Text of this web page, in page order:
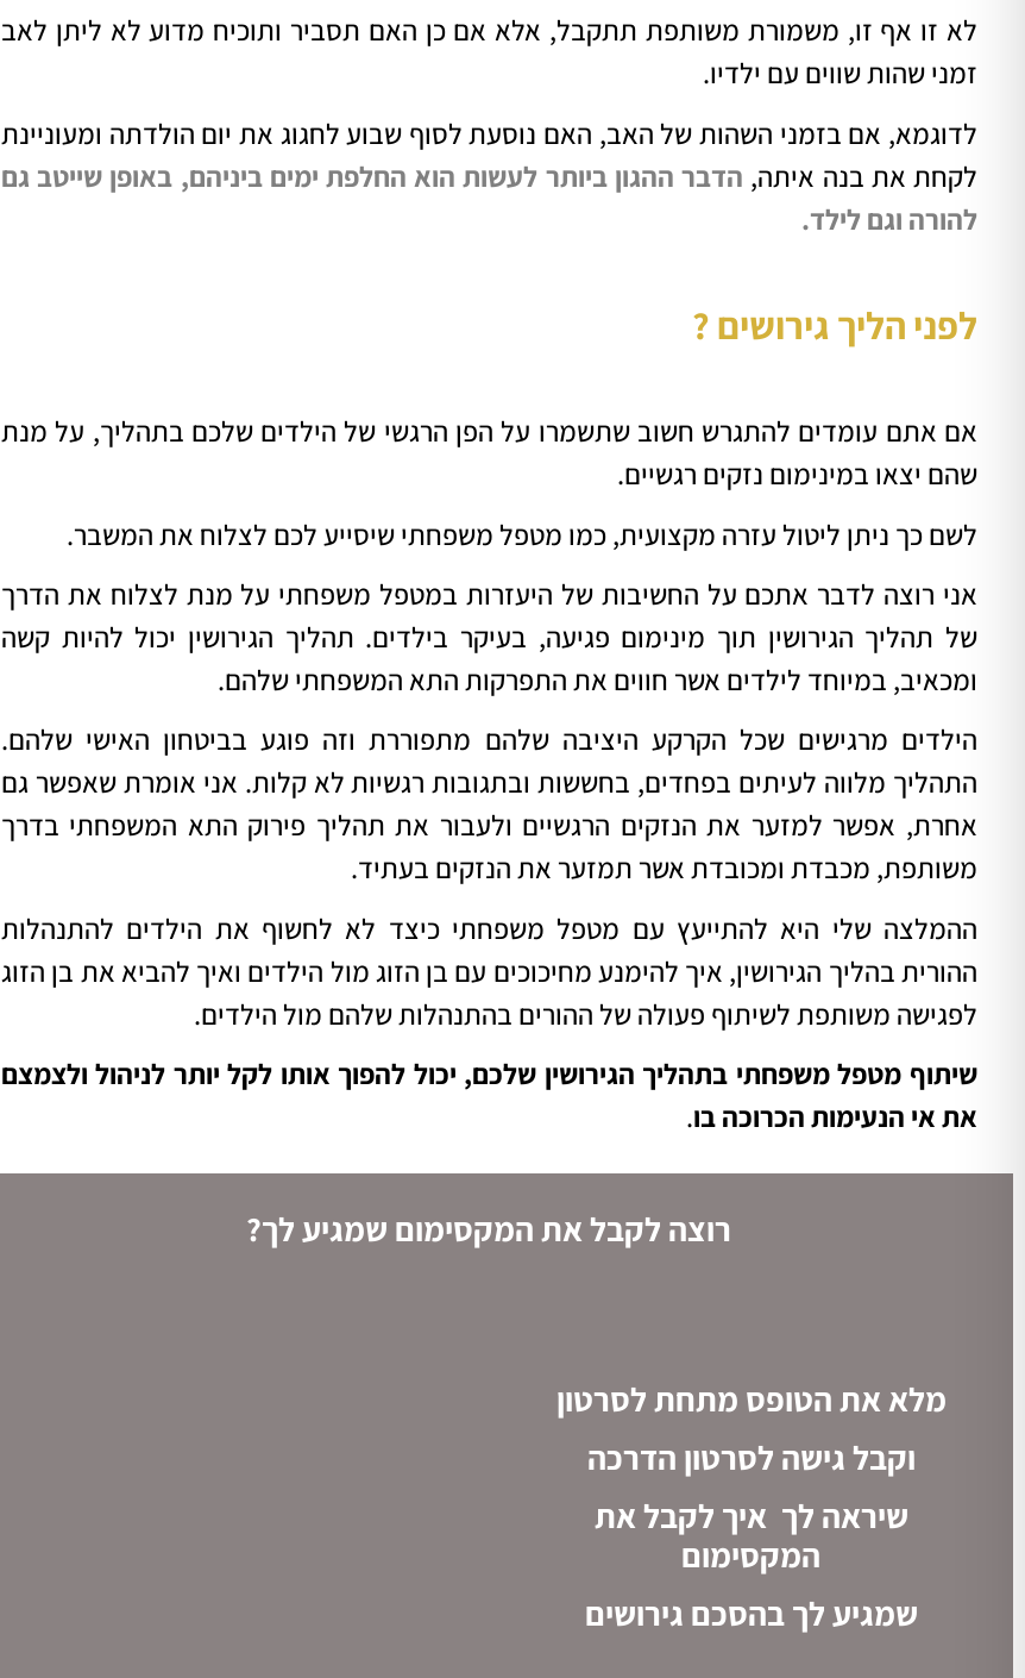
לא זו אף זו, משמורת משותפת תתקבל, אלא אם כן האם תסביר ותוכיח מדוע לא ליתן לאב
זמני שהות שווים עם ילדיו.
לדוגמא, אם בזמני השהות של האב, האם נוסעת לסוף שבוע לחגוג את יום הולדתה ומעוניינת
לקחת את בנה איתה, הדבר ההגון ביותר לעשות הוא החלפת ימים ביניהם, באופן שייטב גם
להורה וגם לילד.
לפני הליך גירושים ?
אם אתם עומדים להתגרש חשוב שתשמרו על הפן הרגשי של הילדים שלכם בתהליך, על מנת
שהם יצאו במינימום נזקים רגשיים.
לשם כך ניתן ליטול עזרה מקצועית, כמו מטפל משפחתי שיסייע לכם לצלוח את המשבר.
אני רוצה לדבר אתכם על החשיבות של היעזרות במטפל משפחתי על מנת לצלוח את הדרך
של תהליך הגירושין תוך מינימום פגיעה, בעיקר בילדים. תהליך הגירושין יכול להיות קשה
ומכאיב, במיוחד לילדים אשר חווים את התפרקות התא המשפחתי שלהם.
הילדים מרגישים שכל הקרקע היציבה שלהם מתפוררת וזה פוגע בביטחון האישי שלהם.
התהליך מלווה לעיתים בפחדים, בחששות ובתגובות רגשיות לא קלות. אני אומרת שאפשר גם
אחרת, אפשר למזער את הנזקים הרגשיים ולעבור את תהליך פירוק התא המשפחתי בדרך
משותפת, מכבדת ומכובדת אשר תמזער את הנזקים בעתיד.
ההמלצה שלי היא להתייעץ עם מטפל משפחתי כיצד לא לחשוף את הילדים להתנהלות
ההורית בהליך הגירושין, איך להימנע מחיכוכים עם בן הזוג מול הילדים ואיך להביא את בן הזוג
לפגישה משותפת לשיתוף פעולה של ההורים בהתנהלות שלהם מול הילדים.
שיתוף מטפל משפחתי בתהליך הגירושין שלכם, יכול להפוך אותו לקל יותר לניהול ולצמצם
את אי הנעימות הכרוכה בו.
רוצה לקבל את המקסימום שמגיע לך?
מלא את הטופס מתחת לסרטון
וקבל גישה לסרטון הדרכה
שיראה לך איך לקבל את
המקסימום
שמגיע לך בהסכם גירושים